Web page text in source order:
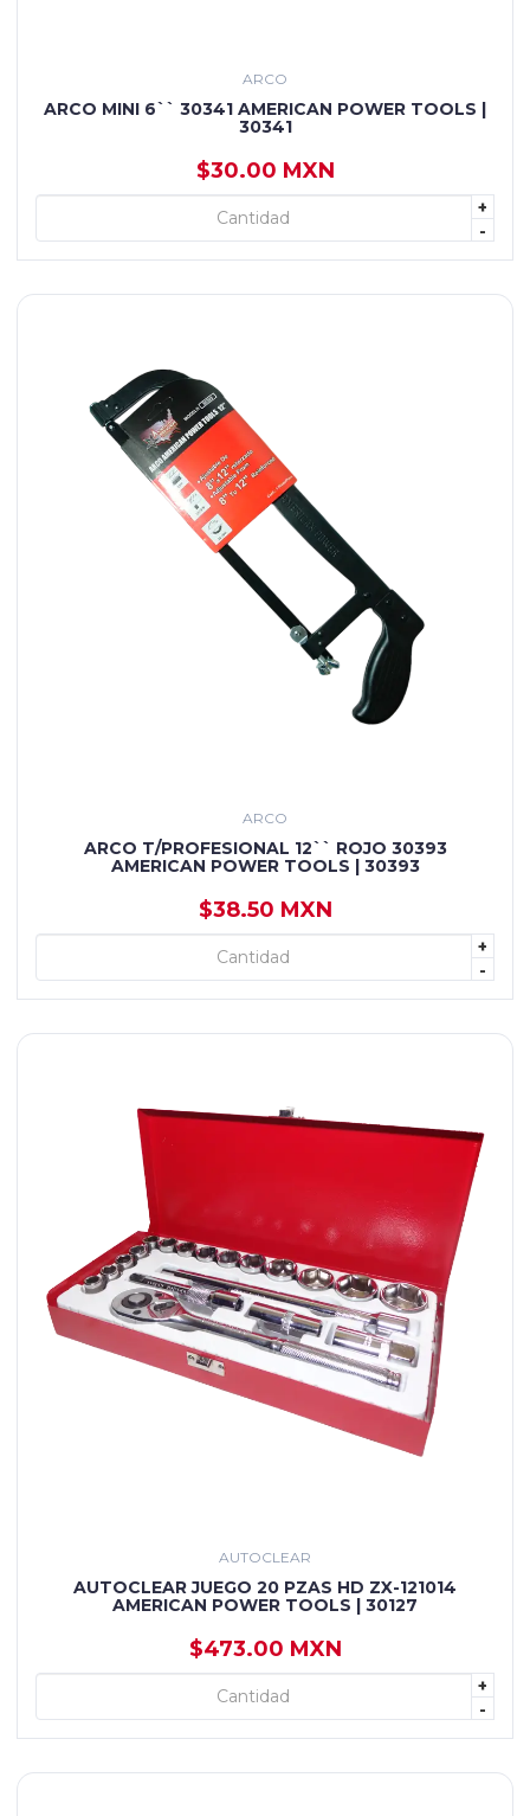
ARCO
ARCO MINI 6`` 30341 AMERICAN POWER TOOLS |
30341
$30.00 MXN
+
-
+ AGREGAR
ARCO
ARCO T/PROFESIONAL 12`` ROJO 30393
AMERICAN POWER TOOLS | 30393
$38.50 MXN
+
-
+ AGREGAR
AUTOCLEAR
AUTOCLEAR JUEGO 20 PZAS HD ZX-121014
AMERICAN POWER TOOLS | 30127
$473.00 MXN
+
-
+ AGREGAR